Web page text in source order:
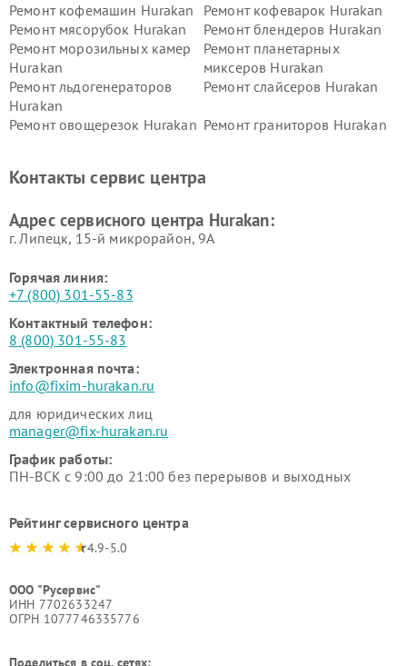
Ремонт кофемашин Hurakan
Ремонт кофеварок Hurakan
Ремонт мясорубок Hurakan
Ремонт блендеров Hurakan
Ремонт морозильных камер
Hurakan
Ремонт планетарных
миксеров Hurakan
Ремонт льдогенераторов
Hurakan
Ремонт слайсеров Hurakan
Ремонт овощерезок Hurakan Ремонт граниторов Hurakan
Hurakan
Контакты сервис центра
Адрес сервисного центра Hurakan:
г. Липецк, 15-й микрорайон, 9А
Горячая линия:
+7 (800) 301-55-83
Контактный телефон:
8 (800) 301-55-83
Электронная почта:
info@fixim-hurakan.ru
для юридических лиц
manager@fix-hurakan.ru
График работы:
ПН-ВСК с 9:00 до 21:00 без перерывов и выходных
Рейтинг сервисного центра
4.9-5.0
ООО "Русервис"
ИНН 7702633247
ОГРН 1077746335776